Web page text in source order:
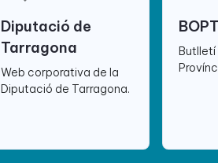
Diputació de
Tarragona
Web corporativa de la
Diputació de Tarragona.
BOPT
Butlletí